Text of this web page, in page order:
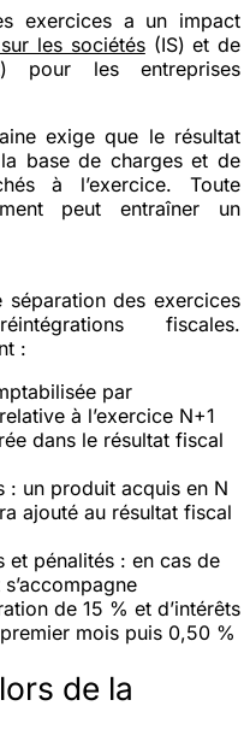
exercices a un impact
les sociétés(IS) et de
pour les entreprises
exige que le résultat
base de charges et de
à l’exercice. Toute
peut entraîner un
des exercices
réintégrations fiscales.
:
par
à l’exercice N+1
dans le résultat fiscal
: un produit acquis en N
ajouté au résultat fiscal
et pénalités : en cas de
de 15 % et d’intérêts
mois puis 0,50 %
de la